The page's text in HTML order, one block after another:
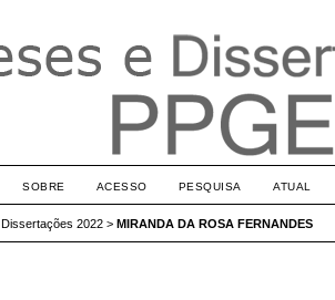
SOBRE ACESSO PESQUISA ATUAL
Dissertações 2022 > MIRANDA DA ROSA FERNANDES